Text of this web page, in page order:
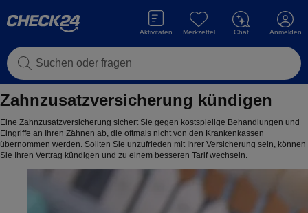
Suchen oder fragen
Aktivitäten Merkzettel Chat Anmelden
Zahnzusatzversicherung kündigen
Eine Zahnzusatzversicherung sichert Sie gegen kostspielige Behandlungen und
Eingriffe an Ihren Zähnen ab, die oftmals nicht von den Krankenkassen
übernommen werden. Sollten Sie unzufrieden mit Ihrer Versicherung sein, können
Sie Ihren Vertrag kündigen und zu einem besseren Tarif wechseln.